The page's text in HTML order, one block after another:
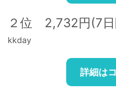
２位 2,732円(7日
kkday
詳細は